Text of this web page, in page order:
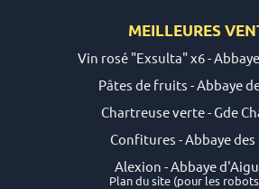
MEILLEURES
Vin rosé "Exsulta" x6 -
Pâtes de fruits - Abbaye
Chartreuse verte - Gde
Confitures - Abbaye des
Alexion - Abbaye
Plan du site(pour les